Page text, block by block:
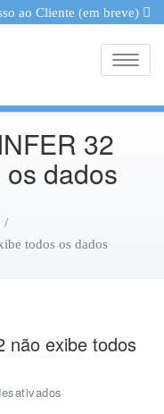
ao Cliente (em breve)
32
dados
todos os dados
não exibe todos